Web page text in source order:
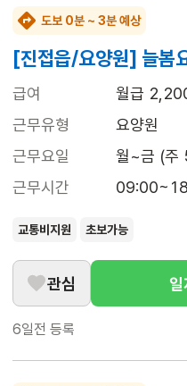
도보 0분 ~ 3분 예상
[진접읍/요양원] 늘봄
급여
월급
근무유형
요양원
근무요일
월~금 (주
근무시간
교통비지원 초보가능
관심
6일전 등록